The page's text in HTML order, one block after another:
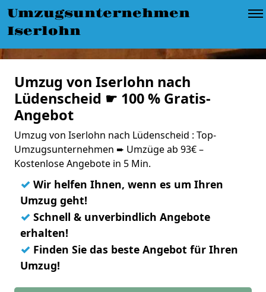
Umzugsunternehmen
Iserlohn
Umzug von Iserlohn nach
Lüdenscheid ☛ 100 % Gratis-
Angebot
Umzug von Iserlohn nach Lüdenscheid : Top-
Umzugsunternehmen ➨ Umzüge ab 93€ –
Kostenlose Angebote in 5 Min.
✓ Wir helfen Ihnen, wenn es um Ihren
Umzug geht!
✓ Schnell & unverbindlich Angebote
erhalten!
✓ Finden Sie das beste Angebot für Ihren
Umzug!